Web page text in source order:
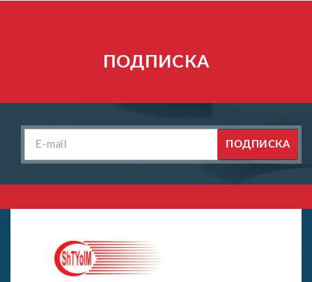
ПОДПИСКА
ПОДПИСКА